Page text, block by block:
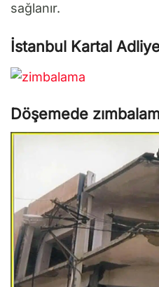
sağlanır.
İstanbul Kartal Adliye
Döşemede